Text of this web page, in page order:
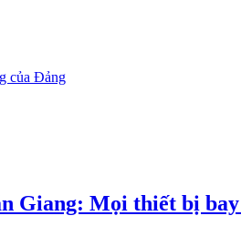
của Đảng
Giang: Mọi thiết bị